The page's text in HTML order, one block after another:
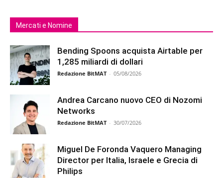
Mercati e Nomine
Bending Spoons acquista Airtable per
1,285 miliardi di dollari
Redazione BitMAT - 05/08/2026
Andrea Carcano nuovo CEO di Nozomi
Networks
Redazione BitMAT - 30/07/2026
Miguel De Foronda Vaquero Managing
Director per Italia, Israele e Grecia di
Philips